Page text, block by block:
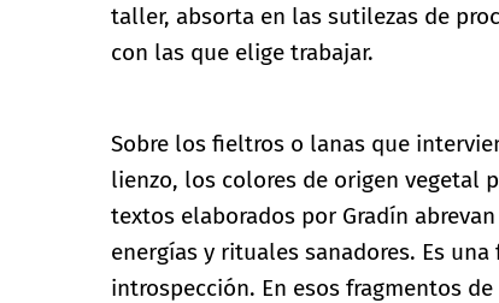
taller, absorta en las sutilezas de
con las que elige trabajar.
Sobre los fieltros o lanas que
lienzo, los colores de origen vegetal
textos elaborados por Gradín
energías y rituales sanadores. Es
introspección. En esos fragmentos